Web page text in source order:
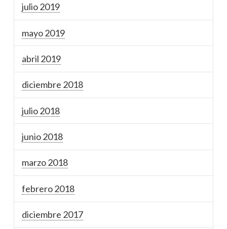
julio 2019
mayo 2019
abril 2019
diciembre 2018
julio 2018
junio 2018
marzo 2018
febrero 2018
diciembre 2017